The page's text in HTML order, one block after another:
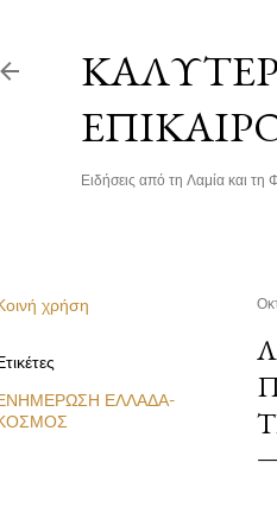
Ειδήσεις από τη Λαμία και τη
χρήση
ΕΛΛΑΔΑ-